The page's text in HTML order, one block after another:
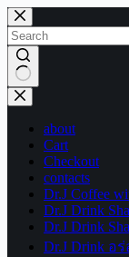
Skip
to
content
No
results
about
Cart
Checkout
contacts
Dr.J Coffee
Dr.J Drink
Dr.J Drink
Dr.J Drink อ